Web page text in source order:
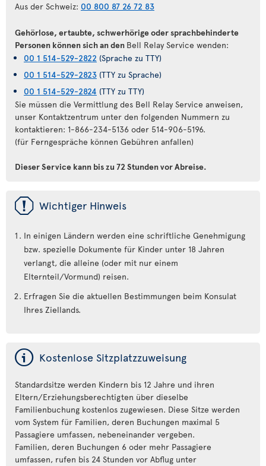
Aus der Schweiz: 00 800 87 26 72 83
Gehörlose, ertaubte, schwerhörige oder sprachbehinderte
Personen können sich an den Bell Relay Service wenden:
00 1 514-529-2822 (Sprache zu TTY)
00 1 514-529-2823 (TTY zu Sprache)
00 1 514-529-2824 (TTY zu TTY)
Sie müssen die Vermittlung des Bell Relay Service anweisen,
unser Kontaktzentrum unter den folgenden Nummern zu
kontaktieren: 1-866-234-5136 oder 514-906-5196.
(für Ferngespräche können Gebühren anfallen)
Dieser Service kann bis zu 72 Stunden vor Abreise.
ü Wichtiger Hinweis
In einigen Ländern werden eine schriftliche Genehmigung
bzw. spezielle Dokumente für Kinder unter 18 Jahren
verlangt, die alleine (oder mit nur einem
Elternteil/Vormund) reisen.
Erfragen Sie die aktuellen Bestimmungen beim Konsulat
Ihres Ziellands.
ý Kostenlose Sitzplatzzuweisung
Standardsitze werden Kindern bis 12 Jahre und ihren
Eltern/Erziehungsberechtigten über dieselbe
Familienbuchung kostenlos zugewiesen. Diese Sitze werden
vom System für Familien, deren Buchungen maximal 5
Passagiere umfassen, nebeneinander vergeben.
Familien, deren Buchungen 6 oder mehr Passagiere
umfassen, rufen bis 24 Stunden vor Abflug unter